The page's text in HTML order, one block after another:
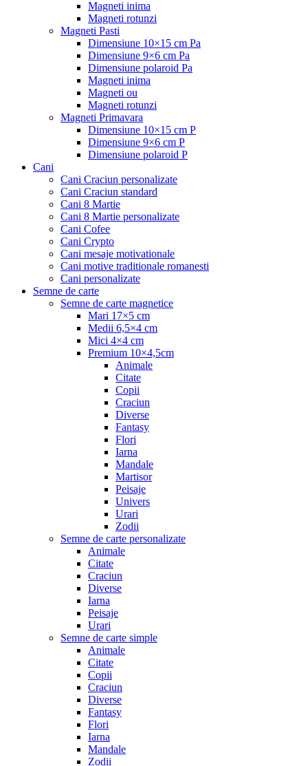
Magneti inima
Magneti rotunzi
Magneti Pasti
Dimensiune 10×15 cm Pa
Dimensiune 9×6 cm Pa
Dimensiune polaroid Pa
Magneti inima
Magneti ou
Magneti rotunzi
Magneti Primavara
Dimensiune 10×15 cm P
Dimensiune 9×6 cm P
Dimensiune polaroid P
Cani
Cani Craciun personalizate
Cani Craciun standard
Cani 8 Martie
Cani 8 Martie personalizate
Cani Cofee
Cani Crypto
Cani mesaje motivationale
Cani motive traditionale romanesti
Cani personalizate
Semne de carte
Semne de carte magnetice
Mari 17×5 cm
Medii 6,5×4 cm
Mici 4×4 cm
Premium 10×4,5cm
Animale
Citate
Copii
Craciun
Diverse
Fantasy
Flori
Iarna
Mandale
Martisor
Peisaje
Univers
Urari
Zodii
Semne de carte personalizate
Animale
Citate
Craciun
Diverse
Iarna
Peisaje
Urari
Semne de carte simple
Animale
Citate
Copii
Craciun
Diverse
Fantasy
Flori
Iarna
Mandale
Zodii